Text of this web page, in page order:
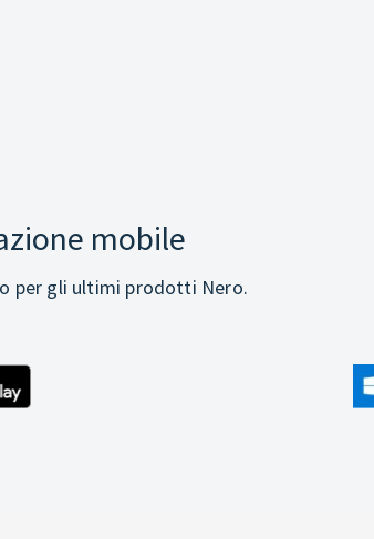
mobile
per gli ultimi prodotti Nero.